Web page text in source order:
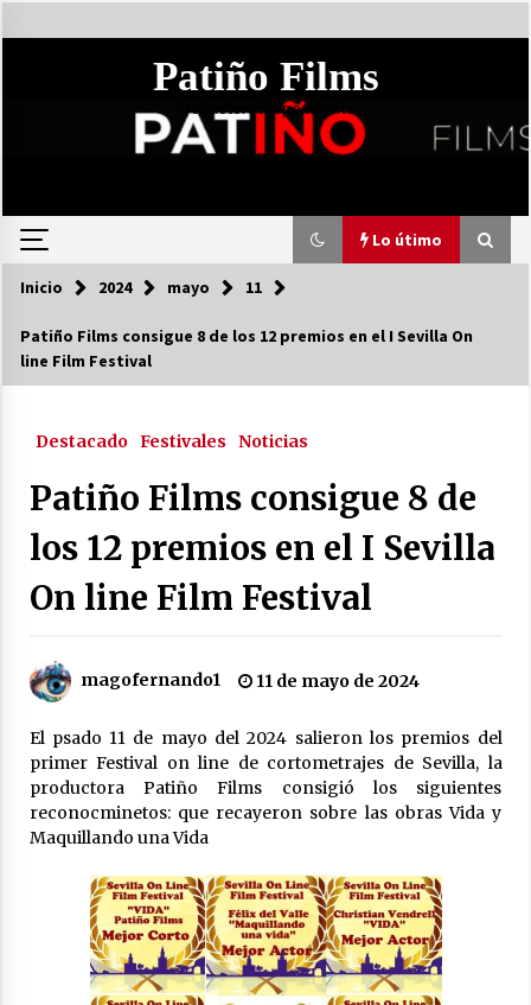
al
Patiño Films
Productora idependiente
Lo útimo
Lo útimo
El Mensajero el proyecto más ambicioso de
Patiño Films se presenta en el Teatro de la
26 de mayo de 2024
Patiño Films consigue 8 de los 12 premios en
el I Sevilla On line Film Festival
9 de marzo de 2024
«Maquillando una Vida» Seleccionada en el I
Festival de Cortos La Onda
Patiño Films en el VII Certamen de Cortos de la
Diputación de Sevilla
12 de diciembre de 2023
Inicio 2024 mayo 11
Patiño Films consigue 8 de los 12 premios en el I Sevilla On
line Film Festival
Destacado Festivales Noticias
Patiño Films consigue 8 de
los 12 premios en el I Sevilla
On line Film Festival
magofernando1 11 de mayo de 2024
El psado 11 de mayo del 2024 salieron los premios del
primer Festival on line de cortometrajes de Sevilla, la
productora Patiño Films consigió los siguientes
reconocminetos: que recayeron sobre las obras Vida y
Maquillando una Vida